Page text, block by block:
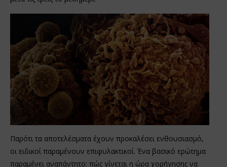
Παρότι τα αποτελέσματα έχουν προκαλέσει ενθουσιασμό,
οι ειδικοί παραμένουν επιφυλακτικοί. Ένα βασικό ερώτημα
παραμένει αναπάντητο: πώς γίνεται η ώρα χορήγησης να